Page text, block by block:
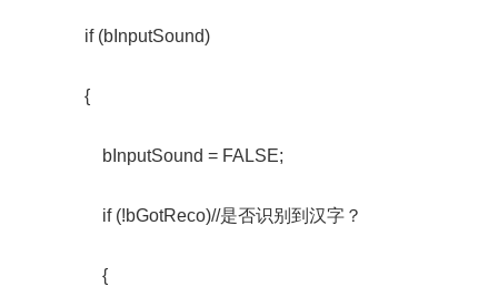
if (bInputSound)
{
bInputSound = FALSE;
if (!bGotReco)//是否识别到汉字？
{